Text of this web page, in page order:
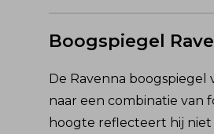
Boogspiegel
De Ravenna boogspiegel
naar een combinatie van
hoogte reflecteert hij